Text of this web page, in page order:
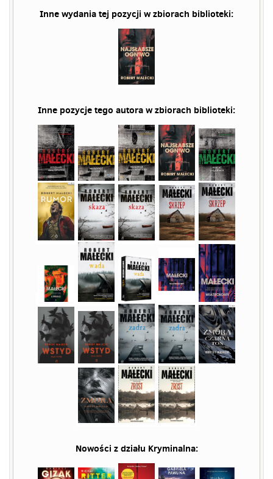
Inne wydania tej pozycji w zbiorach biblioteki:
Inne pozycje tego autora w zbiorach biblioteki:
Nowości z działu Kryminalna: